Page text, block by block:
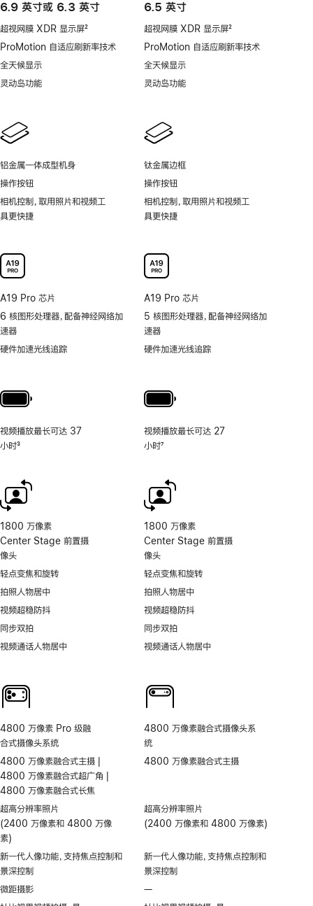
6.9 英寸或 6.3 英寸
超视网膜 XDR 显示屏
脚
2
ProMotion 自适应刷新率技术
全天候显示
灵动岛功能
铝金属一体成型机身
操作按钮
相机控制，取用照片和视频工
具更快捷
A19 Pro 芯片
6 核图形处理器，配备神经网络加
速器
硬件加速光线追踪
视频播放最长可达 37
小时3
1800 万像素
Center Stage 前置摄
像头
轻点变焦和旋转
拍照人物居中
视频超稳防抖
同步双拍
视频通话人物居中
4800 万像素 Pro 级融
合式摄像头系统
4800 万像素融合式主摄 |
4800 万像素融合式超广角 |
4800 万像素融合式长焦
超高分辨率照片
(2400 万像素和 4800 万像
素)
新一代人像功能，支持焦点控制和
景深控制
微距摄影
6.5 英寸
超视网膜 XDR 显示屏
脚
2
ProMotion 自适应刷新率技术
全天候显示
灵动岛功能
钛金属边框
操作按钮
相机控制，取用照片和视频工
具更快捷
A19 Pro 芯片
5 核图形处理器，配备神经网络加
速器
硬件加速光线追踪
视频播放最长可达 27
小时7
1800 万像素
Center Stage 前置摄
像头
轻点变焦和旋转
拍照人物居中
视频超稳防抖
同步双拍
视频通话人物居中
4800 万像素融合式摄像头系
统
4800 万像素融合式主摄
超高分辨率照片
(2400 万像素和 4800 万像素)
新一代人像功能，支持焦点控制和
景深控制
—